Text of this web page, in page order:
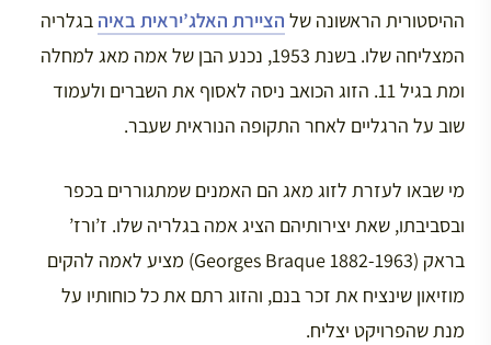
ההיסטורית הראשונה של הציירת האלג’יראית באיה בגלריה
המצליחה שלו. בשנת 1953, נכנע הבן של אמה מאג למחלה
ומת בגיל 11. הזוג הכואב ניסה לאסוף את השברים ולעמוד
שוב על הרגליים לאחר התקופה הנוראית שעבר.
מי שבאו לעזרת לזוג מאג הם האמנים שמתגוררים בכפר
ובסביבתו, שאת יצירותיהם הציג אמה בגלריה שלו. ז’ורז’
בראק (Georges Braque 1882-1963) מציע לאמה להקים
מוזיאון שינציח את זכר בנם, והזוג רתם את כל כוחותיו על
מנת שהפרויקט יצליח.